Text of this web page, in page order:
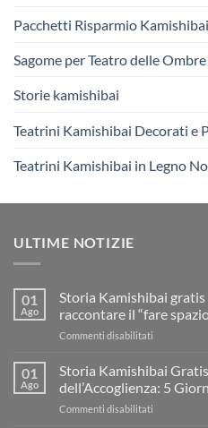
Pacchetti Risparmio Kamishibai
Sagome per Teatro delle Ombre
Storie kamishibai
Teatrini Kamishibai Decorati e
Teatrini Kamishibai in Legno
ULTIME NOTIZIE
01
Ago
Storia Kamishibai gratis
raccontare il “fare
Commenti disabilitati
Kamishibai
01
Ago
Storia Kamishibai
dell’Accoglienza: 5
Commenti disabilitati